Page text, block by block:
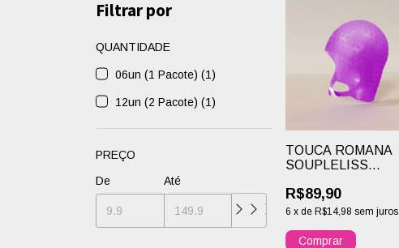
Filtrar por
QUANTIDADE
06un (1 Pacote) (1)
12un (2 Pacote) (1)
PREÇO
De
Até
TOUCA ROMANA
SOUPLELISS
R$89,90
6 xdeR$14,98 sem juros